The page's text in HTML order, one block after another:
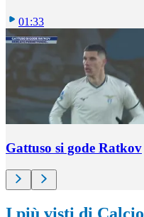
01:33
Gattuso si gode Ratkov
I più visti di Calcio